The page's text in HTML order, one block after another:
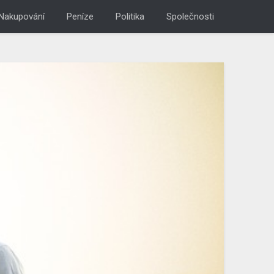
Peníze Politika Společnosti